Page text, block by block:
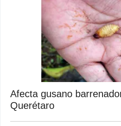
Afecta gusano
Querétaro